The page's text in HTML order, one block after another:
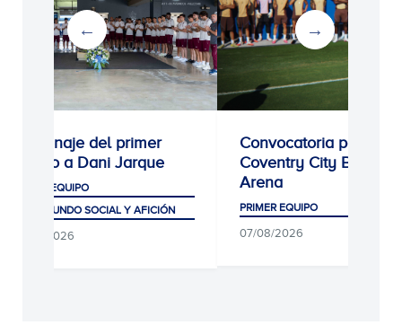
Homenaje del primer
equipo a Dani Jarque
PRIMER EQUIPO
CLUB, MUNDO SOCIAL Y AFICIÓN
07/08/2026
Convocatoria para el
Coventry City Building
Arena
PRIMER EQUIPO
07/08/2026